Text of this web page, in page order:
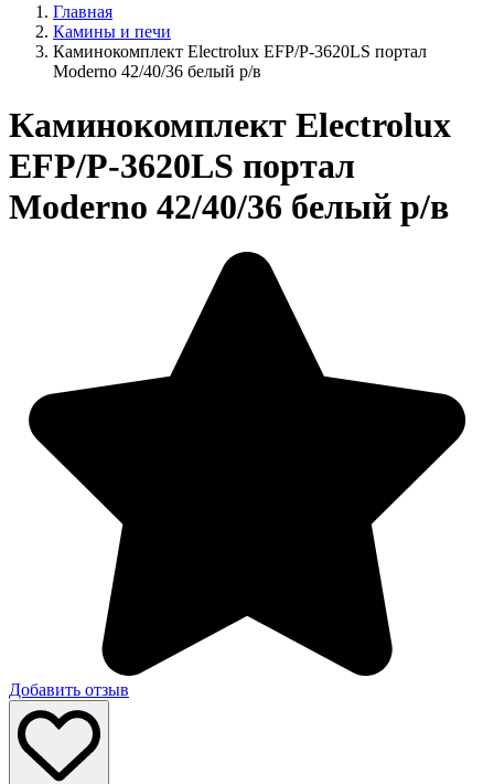
Главная
Камины и печи
Каминокомплект Electrolux EFP/P-3620LS портал
Moderno 42/40/36 белый р/в
Каминокомплект Electrolux
EFP/P-3620LS портал
Moderno 42/40/36 белый р/в
Добавить отзыв